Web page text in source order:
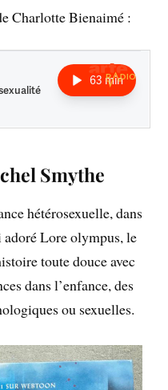
Charlotte Bienaimé :
Smythe
hétérosexuelle, dans
Lore olympus, le
toute douce avec
dans l’enfance, des
ou sexuelles.